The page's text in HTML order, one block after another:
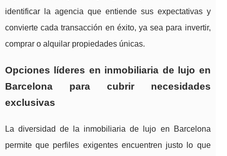
identificar la agencia que entiende sus expectativas y
convierte cada transacción en éxito, ya sea para invertir,
comprar o alquilar propiedades únicas.
Opciones líderes en inmobiliaria de lujo en
Barcelona para cubrir necesidades
exclusivas
La diversidad de la inmobiliaria de lujo en Barcelona
permite que perfiles exigentes encuentren justo lo que